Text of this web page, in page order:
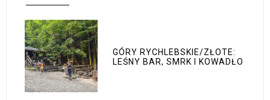
GÓRY RYCHLEBSKIE/ZŁOTE:
LEŚNY BAR, SMRK I KOWADŁO